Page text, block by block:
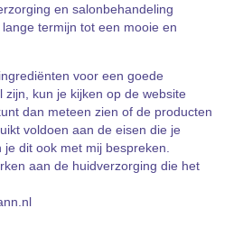
en salonbehandeling
termijn tot een mooie en
voor een goede
zijn, kun je kijken op de website
dan meteen zien of de producten
voldoen aan de eisen die je
dit ook met mij bespreken.
aan de huidverzorging die het